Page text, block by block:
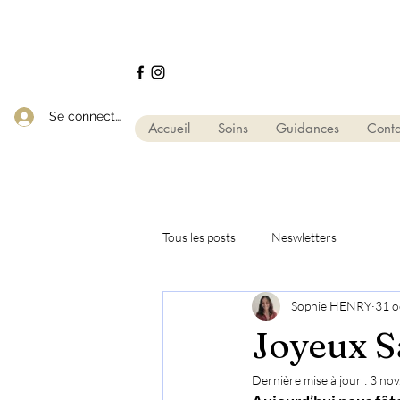
Se connecter
Accueil Soins Guidances
Tous les posts Neswletters
Joyeux
Sophie HENRY 31
Dernière mise à jour : 3